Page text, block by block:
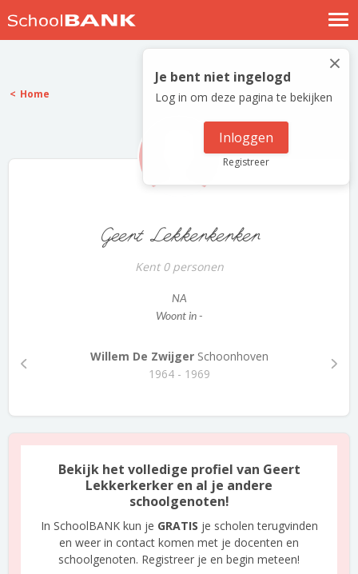
Nostalgische verhalen
Log in
Meld je gratis aan
×
Je bent niet ingelogd
Log in om deze pagina te bekijken
Inloggen
Registreer
Home
Geert Lekkerkerker
Kent 0 personen
NA
Woont in -
Willem De ZwijgerSchoonhoven
1964 - 1969
Bekijk het volledige profiel van Geert
Lekkerkerker en al je andere
schoolgenoten!
In SchoolBANK kun je GRATIS je scholen terugvinden
en weer in contact komen met je docenten en
schoolgenoten. Registreer je en begin meteen!